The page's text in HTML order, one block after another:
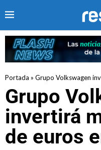
Portada » Grupo Volkswagen
Grupo
invertirá
de euros